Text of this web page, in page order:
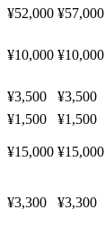
¥52,000 ¥57,000
¥10,000 ¥10,000
¥3,500 ¥3,500
¥1,500 ¥1,500
¥15,000 ¥15,000
¥3,300 ¥3,300